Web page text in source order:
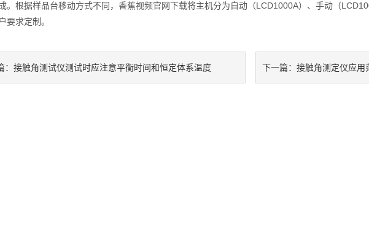
。根据样品台移动方式不同，香蕉视频官网下载将主机分为自动（LCD1000A）、手动（
要求定制。
： 接触角测试仪测试时应注意平衡时间和恒定体系温度 下一篇：接触角测定仪应用